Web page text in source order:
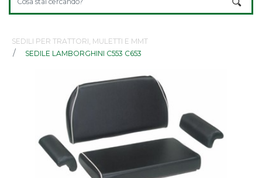
SEDILI PER TRATTORI, MULETTI E MMT
SEDILE LAMBORGHINI C553 C653